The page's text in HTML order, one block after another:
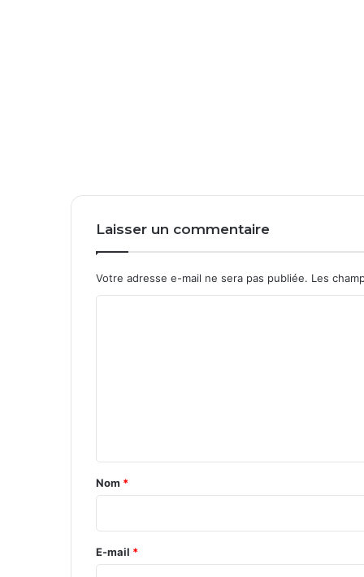
Laisser un commentaire
Votre adresse e-mail ne sera pas publiée. Les
a
r
e
Nom *
E-mail *